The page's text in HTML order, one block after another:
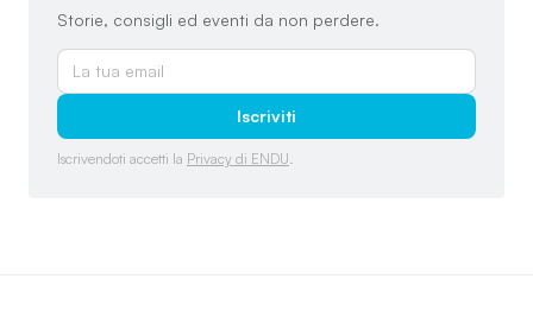
Storie, consigli ed eventi da non perdere.
Iscriviti
Iscrivendoti accetti la Privacy di ENDU.